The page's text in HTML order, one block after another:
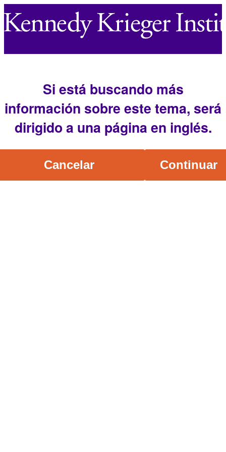
Si está buscando más
información sobre este tema, será
dirigido a una página en inglés.
Cancelar Continuar